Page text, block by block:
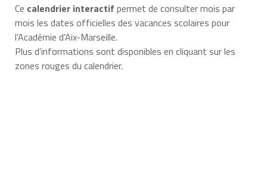
Ce calendrier interactif permet de consulter mois par
mois les dates officielles des vacances scolaires pour
l'Académie d'Aix-Marseille.
Plus d'informations sont disponibles en cliquant sur les
zones rouges du calendrier.